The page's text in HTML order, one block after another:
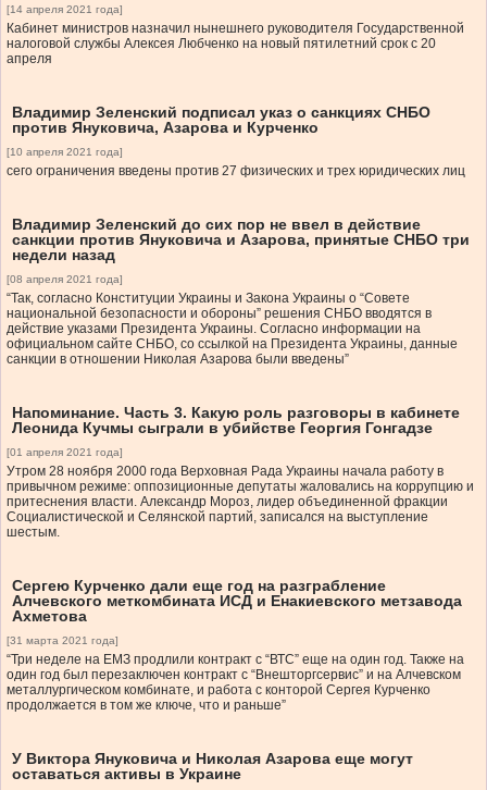
[14 апреля 2021 года]
Кабинет министров назначил нынешнего руководителя Государственной
налоговой службы Алексея Любченко на новый пятилетний срок с 20
апреля
Владимир Зеленский подписал указ о санкциях СНБО
против Януковича, Азарова и Курченко
[10 апреля 2021 года]
сего ограничения введены против 27 физических и трех юридических лиц
Владимир Зеленский до сих пор не ввел в действие
санкции против Януковича и Азарова, принятые СНБО три
недели назад
[08 апреля 2021 года]
“Так, согласно Конституции Украины и Закона Украины о “Совете
национальной безопасности и обороны” решения СНБО вводятся в
действие указами Президента Украины. Согласно информации на
официальном сайте СНБО, со ссылкой на Президента Украины, данные
санкции в отношении Николая Азарова были введены”
Напоминание. Часть 3. Какую роль разговоры в кабинете
Леонида Кучмы сыграли в убийстве Георгия Гонгадзе
[01 апреля 2021 года]
Утром 28 ноября 2000 года Верховная Рада Украины начала работу в
привычном режиме: оппозиционные депутаты жаловались на коррупцию и
притеснения власти. Александр Мороз, лидер объединенной фракции
Социалистической и Селянской партий, записался на выступление
шестым.
Сергею Курченко дали еще год на разграбление
Алчевского меткомбината ИСД и Енакиевского метзавода
Ахметова
[31 марта 2021 года]
“Три неделе на ЕМЗ продлили контракт с “ВТС” еще на один год. Также на
один год был перезаключен контракт с “Внешторгсервис” и на Алчевском
металлургическом комбинате, и работа с конторой Сергея Курченко
продолжается в том же ключе, что и раньше”
У Виктора Януковича и Николая Азарова еще могут
оставаться активы в Украине